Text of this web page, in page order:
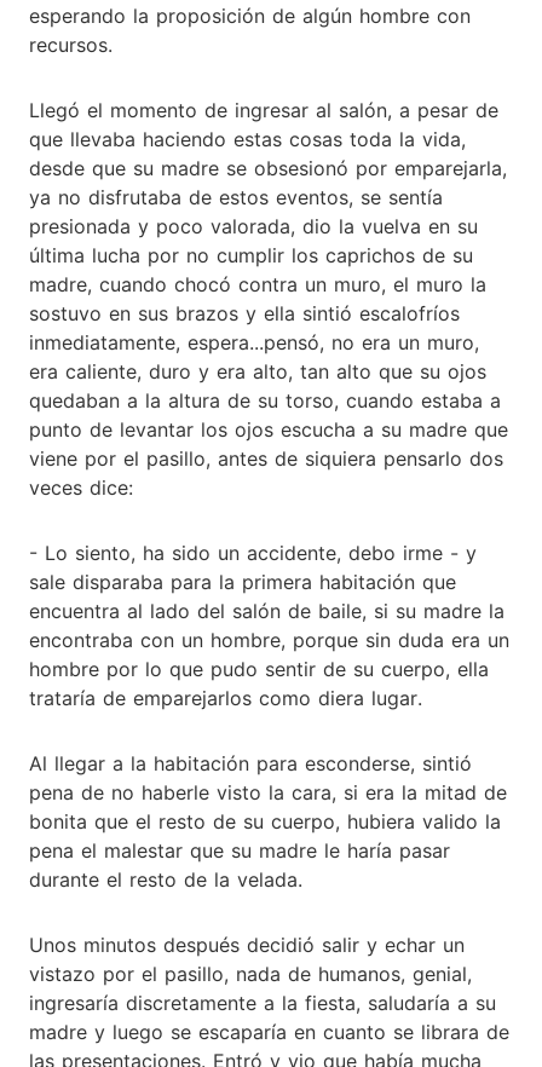
esperando la proposición de algún hombre con
recursos.
Llegó el momento de ingresar al salón, a pesar de
que llevaba haciendo estas cosas toda la vida,
desde que su madre se obsesionó por emparejarla,
ya no disfrutaba de estos eventos, se sentía
presionada y poco valorada, dio la vuelva en su
última lucha por no cumplir los caprichos de su
madre, cuando chocó contra un muro, el muro la
sostuvo en sus brazos y ella sintió escalofríos
inmediatamente, espera...pensó, no era un muro,
era caliente, duro y era alto, tan alto que su ojos
quedaban a la altura de su torso, cuando estaba a
punto de levantar los ojos escucha a su madre que
viene por el pasillo, antes de siquiera pensarlo dos
veces dice:
- Lo siento, ha sido un accidente, debo irme - y
sale disparaba para la primera habitación que
encuentra al lado del salón de baile, si su madre la
encontraba con un hombre, porque sin duda era un
hombre por lo que pudo sentir de su cuerpo, ella
trataría de emparejarlos como diera lugar.
Al llegar a la habitación para esconderse, sintió
pena de no haberle visto la cara, si era la mitad de
bonita que el resto de su cuerpo, hubiera valido la
pena el malestar que su madre le haría pasar
durante el resto de la velada.
Unos minutos después decidió salir y echar un
vistazo por el pasillo, nada de humanos, genial,
ingresaría discretamente a la fiesta, saludaría a su
madre y luego se escaparía en cuanto se librara de
las presentaciones. Entró y vio que había mucha